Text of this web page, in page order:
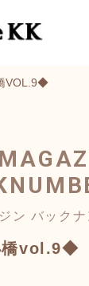
VOL.9◆
ン バック
橋vol.9◆